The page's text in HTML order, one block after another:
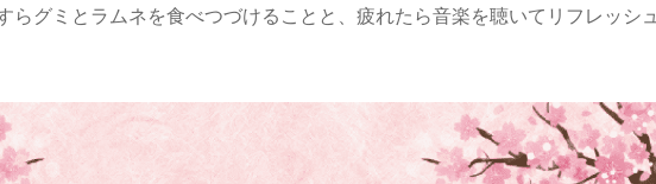
らグミとラムネを食べつづけることと、疲れたら音楽を聴いてリフレッシュ